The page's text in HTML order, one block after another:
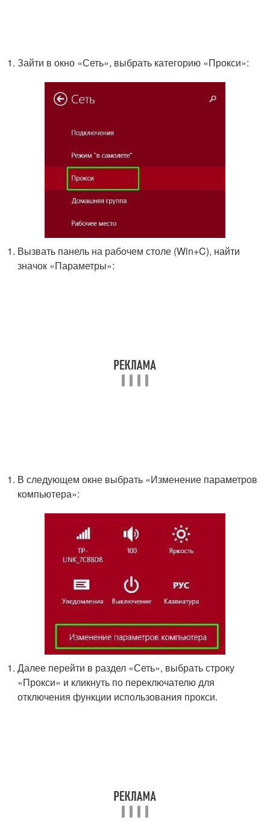
Зайти в окно «Сеть», выбрать категорию «Прокси»:
Вызвать панель на рабочем столе (Win+C), найти
значок «Параметры»:
В следующем окне выбрать «Изменение параметров
компьютера»:
Далее перейти в раздел «Сеть», выбрать строку
«Прокси» и кликнуть по переключателю для
отключения функции использования прокси.